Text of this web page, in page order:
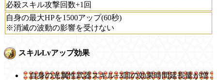
必殺スキル攻撃回数+1回
自身の最大HPを1500アップ(60秒)
※消滅の波動の影響を受けない
スキルLvアップ効果
自身の光属性武器スキル+3回の効果時間延長量が増